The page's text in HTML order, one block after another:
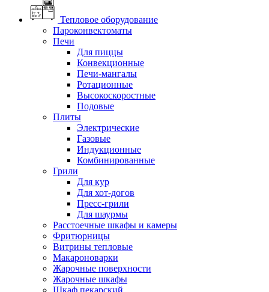
Тепловое оборудование
Пароконвектоматы
Печи
Для пиццы
Конвекционные
Печи-мангалы
Ротационные
Высокоскоростные
Подовые
Плиты
Электрические
Газовые
Индукционные
Комбинированные
Грили
Для кур
Для хот-догов
Пресс-грили
Для шаурмы
Расстоечные шкафы и камеры
Фритюрницы
Витрины тепловые
Макароноварки
Жарочные поверхности
Жарочные шкафы
Шкаф пекарский